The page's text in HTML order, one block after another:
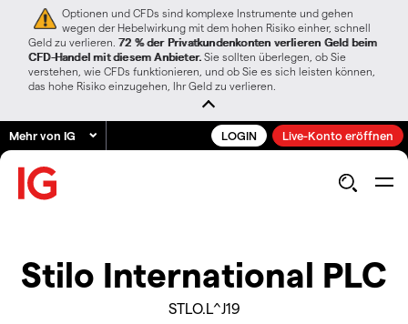
Optionen und CFDs sind komplexe Instrumente und gehen
wegen der Hebelwirkung mit dem hohen Risiko einher, schnell
Geld zu verlieren. 72 % der Privatkundenkonten verlieren Geld beim
CFD-Handel mit diesem Anbieter. Sie sollten überlegen, ob Sie
verstehen, wie CFDs funktionieren, und ob Sie es sich leisten können,
das hohe Risiko einzugehen, Ihr Geld zu verlieren.
Mehr von IG LOGIN Live-Konto eröffnen
Stilo International PLC
STLO.L^J19